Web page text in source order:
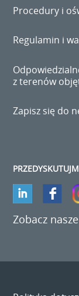
Procedury i
Regulamin i
z terenów
Zapisz się do
Zobacz